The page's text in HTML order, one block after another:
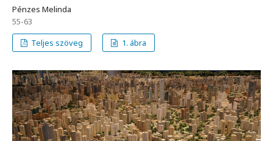
Pénzes Melinda
55-63
Teljes szöveg
1. ábra